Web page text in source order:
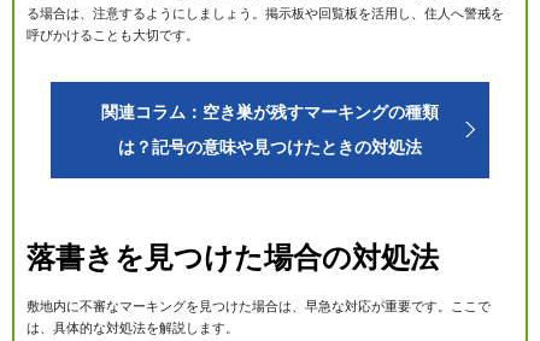
る場合は、注意するようにしましょう。掲示板や回覧板を活用し、住人へ警戒を
呼びかけることも大切です。
関連コラム：空き巣が残すマーキングの種類
は？記号の意味や見つけたときの対処法
落書きを見つけた場合の対処法
敷地内に不審なマーキングを見つけた場合は、早急な対応が重要です。ここで
は、具体的な対処法を解説します。